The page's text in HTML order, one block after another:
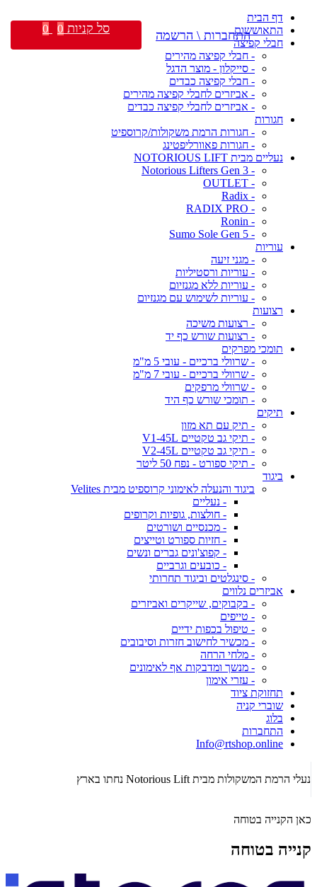
דף הבית
התאוששות
חבלי קפיצה
- חבלי קפיצה מהירים
- סייקלון - מוצר הדגל
- חבלי קפיצה כבדים
- אביזרים לחבלי קפיצה מהירים
- אביזרים לחבלי קפיצה כבדים
חגורות
- חגורות הרמת משקולות/קרוספיט
- חגורות פאוורליפטינג
נעליים מבית NOTORIOUS LIFT
- Notorious Lifters Gen 3
- OUTLET
- Radix
- RADIX PRO
- Ronin
- Sumo Sole Gen 5
עוריות
- מגני זיעה
- עוריות ורסטיליות
- עוריות ללא מגנזיום
- עוריות לשימוש עם מגנזיום
רצועות
- רצועות משיכה
- רצועות שורש כף יד
תומכי מפרקים
- שרוולי ברכיים - עובי 5 מ"מ
- שרוולי ברכיים - עובי 7 מ"מ
- שרוולי מרפקים
- תומכי שורש כף היד
תיקים
- תיק עם תא מזון
- תיקי גב טקטיים V1-45L
- תיקי גב טקטיים V2-45L
- תיקי ספורט - נפח 50 ליטר
ביגוד
ביגוד והנעלה לאימוני קרוספיט מבית Velites
- נעליים
- חולצות, גופיות וקרופים
- מכנסיים ושורטים
- חזיות ספורט וטייצים
- קפוצ'ונים גברים ונשים
- כובעים וגרביים
- סינגלטים וביגוד תחרותי
אביזרים נלווים
- בקבוקים, שייקרים ואביזרים
- טייפים
- טיפול בכפות ידיים
- מכשיר לחישוב חזרות וסיבובים
- מלחי הרחה
- מנשך ומדבקות אף לאימונים
- עזרי אימון
תחזוקת ציוד
שוברי קניה
בלוג
התחברות
Info@rtshop.online
כאן הקנייה בטוחה
קנייה בטוחה
התחברות \ הרשמה סל קניות 0
0